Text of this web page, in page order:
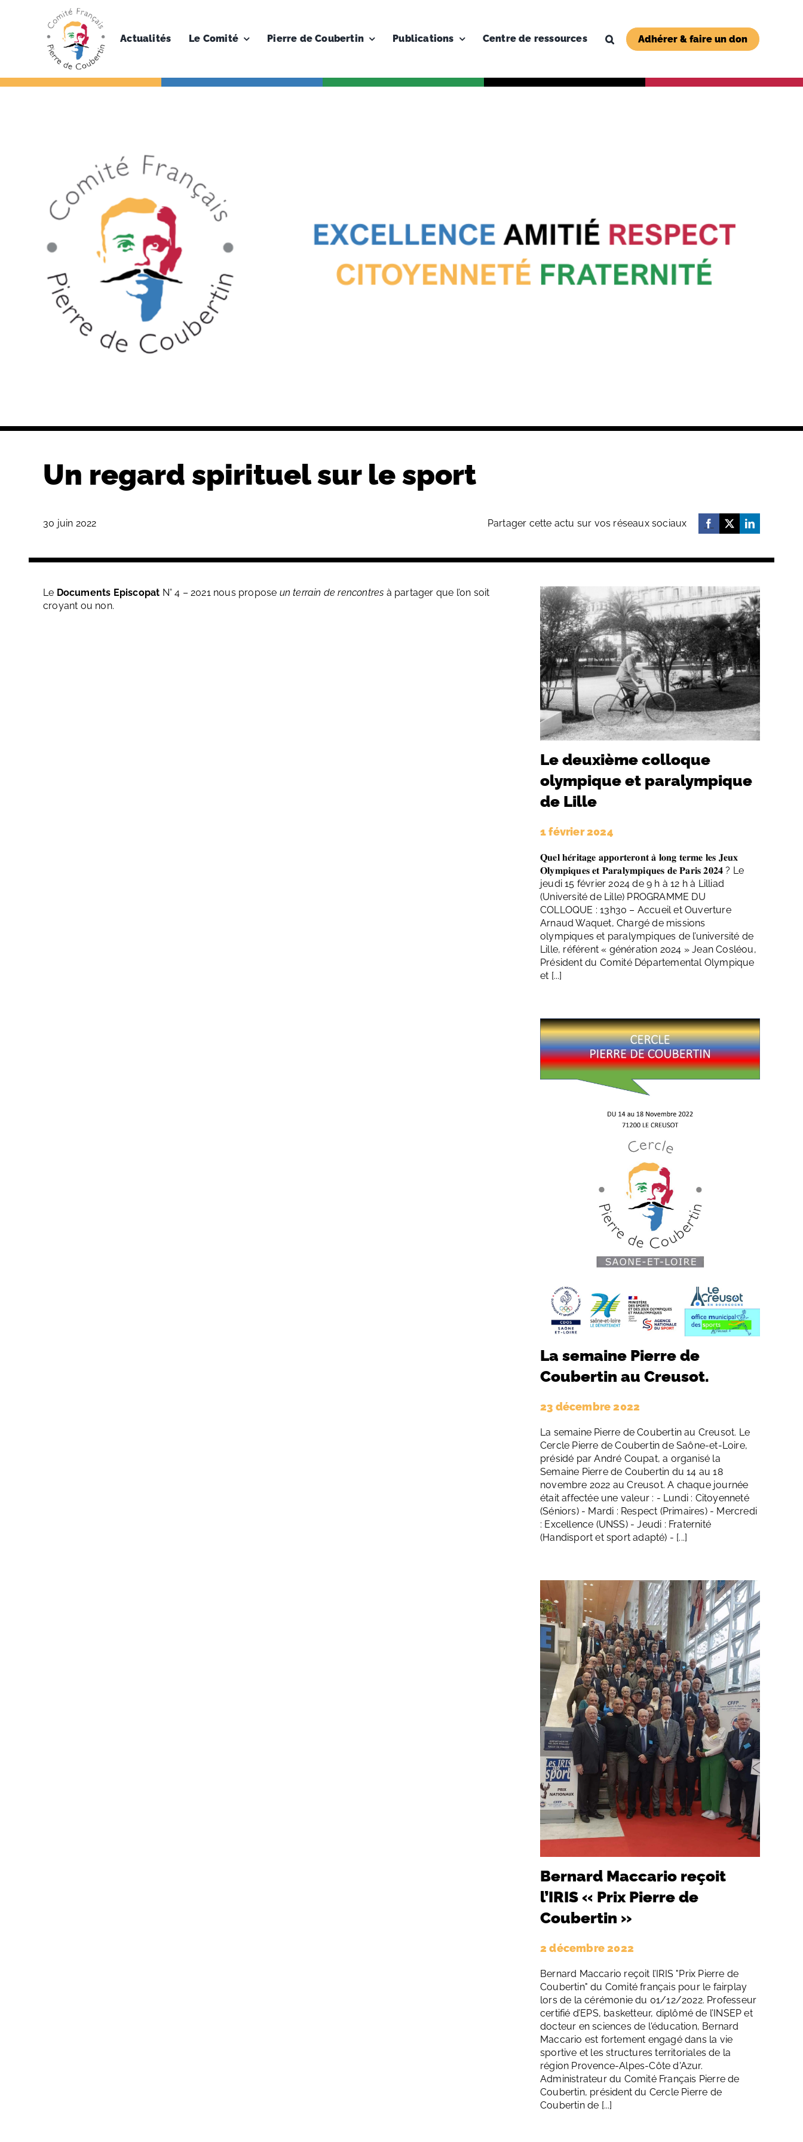
Actualités Le Comité Pierre de Coubertin Publications Centre de ressources Adhérer & faire un don
Un regard spirituel sur le sport
30 juin 2022 Partager cette actu sur vos réseaux sociaux
Le Documents Episcopat N° 4 – 2021 nous propose un terrain de rencontres à partager que l’on soit
croyant ou non.
Le deuxième colloque
olympique et paralympique
de Lille
1 février 2024
𝐐𝐮𝐞𝐥 𝐡𝐞́𝐫𝐢𝐭𝐚𝐠𝐞 𝐚𝐩𝐩𝐨𝐫𝐭𝐞𝐫𝐨𝐧𝐭 𝐚̀ 𝐥𝐨𝐧𝐠 𝐭𝐞𝐫𝐦𝐞 𝐥𝐞𝐬 𝐉𝐞𝐮𝐱
𝐎𝐥𝐲𝐦𝐩𝐢𝐪𝐮𝐞𝐬 𝐞𝐭 𝐏𝐚𝐫𝐚𝐥𝐲𝐦𝐩𝐢𝐪𝐮𝐞𝐬 𝐝𝐞 𝐏𝐚𝐫𝐢𝐬 𝟐𝟎𝟐𝟒 ? Le
jeudi 15 février 2024 de 9 h à 12 h à Lilliad
(Université de Lille) PROGRAMME DU
COLLOQUE : 13h30 – Accueil et Ouverture
Arnaud Waquet, Chargé de missions
olympiques et paralympiques de l’université de
Lille, référent « génération 2024 » Jean Cosléou,
Président du Comité Départemental Olympique
et [...]
La semaine Pierre de
Coubertin au Creusot.
23 décembre 2022
La semaine Pierre de Coubertin au Creusot. Le
Cercle Pierre de Coubertin de Saône-et-Loire,
présidé par André Coupat, a organisé la
Semaine Pierre de Coubertin du 14 au 18
novembre 2022 au Creusot. A chaque journée
était affectée une valeur : - Lundi : Citoyenneté
(Séniors) - Mardi : Respect (Primaires) - Mercredi
: Excellence (UNSS) - Jeudi : Fraternité
(Handisport et sport adapté) - [...]
Bernard Maccario reçoit
l’IRIS « Prix Pierre de
Coubertin »
2 décembre 2022
Bernard Maccario reçoit l’IRIS "Prix Pierre de
Coubertin" du Comité français pour le fairplay
lors de la cérémonie du 01/12/2022. Professeur
certifié d’EPS, basketteur, diplômé de l’INSEP et
docteur en sciences de l'éducation, Bernard
Maccario est fortement engagé dans la vie
sportive et les structures territoriales de la
région Provence-Alpes-Côte d'Azur.
Administrateur du Comité Français Pierre de
Coubertin, président du Cercle Pierre de
Coubertin de [...]